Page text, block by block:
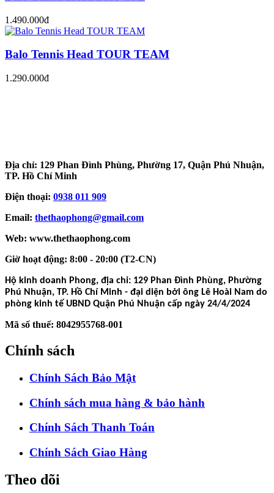
1.490.000đ
Balo Tennis Head TOUR TEAM
1.290.000đ
Địa chỉ: 129 Phan Đình Phùng, Phường 17, Quận Phú Nhuận,
TP. Hồ Chí Minh
Điện thoại: 0938 011 909
Email: thethaophong@gmail.com
Web: www.thethaophong.com
Giờ hoạt động: 8:00 - 20:00 (T2-CN)
Hộ kinh doanh Phong, địa chỉ: 129 Phan Đình Phùng, Phường
Phú Nhuận, TP. Hồ Chí Minh - đại diện bởi ông Lê Hoài Nam do
phòng kinh tế UBND Quận Phú Nhuận cấp ngày 24/4/2024
Mã số thuế: 8042955768-001
Chính sách
Chính Sách Bảo Mật
Chính sách mua hàng & bảo hành
Chính Sách Thanh Toán
Chính Sách Giao Hàng
Theo dõi